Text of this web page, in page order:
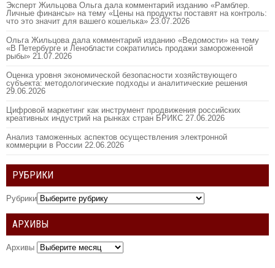
Эксперт Жильцова Ольга дала комментарий изданию «Рамблер.
Личные финансы» на тему «Цены на продукты поставят на контроль:
что это значит для вашего кошелька» 23.07.2026
Ольга Жильцова дала комментарий изданию «Ведомости» на тему
«В Петербурге и Ленобласти сократились продажи замороженной
рыбы» 21.07.2026
Оценка уровня экономической безопасности хозяйствующего
субъекта: методологические подходы и аналитические решения
29.06.2026
Цифровой маркетинг как инструмент продвижения российских
креативных индустрий на рынках стран БРИКС 27.06.2026
Анализ таможенных аспектов осуществления электронной
коммерции в России 22.06.2026
РУБРИКИ
Рубрики
АРХИВЫ
Архивы